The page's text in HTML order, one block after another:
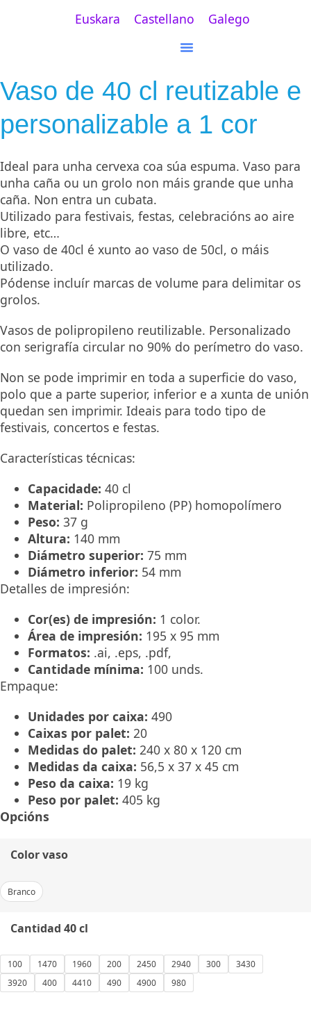
Euskara Castellano Galego
Vaso de 40 cl reutizable e
personalizable a 1 cor
Ideal para unha cervexa coa súa espuma. Vaso para
unha caña ou un grolo non máis grande que unha
caña. Non entra un cubata.
Utilizado para festivais, festas, celebracións ao aire
libre, etc…
O vaso de 40cl é xunto ao vaso de 50cl, o máis
utilizado.
Pódense incluír marcas de volume para delimitar os
grolos.
Vasos de polipropileno reutilizable. Personalizado
con serigrafía circular no 90% do perímetro do vaso.
Non se pode imprimir en toda a superficie do vaso,
polo que a parte superior, inferior e a xunta de unión
quedan sen imprimir. Ideais para todo tipo de
festivais, concertos e festas.
Características técnicas:
Capacidade: 40 cl
Material: Polipropileno (PP) homopolímero
Peso: 37 g
Altura: 140 mm
Diámetro superior: 75 mm
Diámetro inferior: 54 mm
Detalles de impresión:
Cor(es) de impresión: 1 color.
Área de impresión: 195 x 95 mm
Formatos: .ai, .eps, .pdf,
Cantidade mínima: 100 unds.
Empaque:
Unidades por caixa: 490
Caixas por palet: 20
Medidas do palet: 240 x 80 x 120 cm
Medidas da caixa: 56,5 x 37 x 45 cm
Peso da caixa: 19 kg
Peso por palet: 405 kg
Opcións
Color vaso
Branco
Cantidad 40 cl
100 1470 1960 200 2450 2940 300
3430
3920
400 4410 490 4900 980